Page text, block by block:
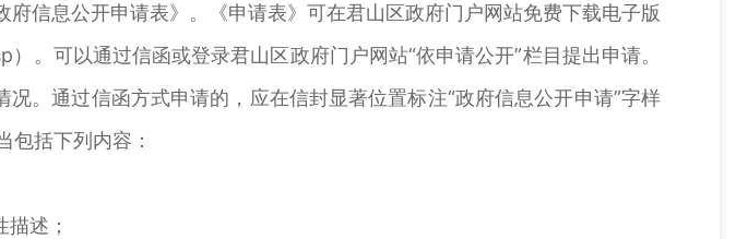
息公开申请表》。《申请表》可在君山区政府门户网站免费下载电子版
可以通过信函或登录君山区政府门户网站“依申请公开”栏目提出申请。
。通过信函方式申请的，应在信封显著位置标注“政府信息公开申请”字样
包括下列内容：
述；